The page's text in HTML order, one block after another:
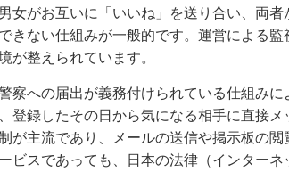
女がお互いに「いいね」を送り合い、両者
きない仕組みが一般的です。運営による監
整えられています。
察への届出が義務付けられている仕組みに
登録したその日から気になる相手に直接メ
が主流であり、メールの送信や掲示板の閲
ビスであっても、日本の法律（インターネ